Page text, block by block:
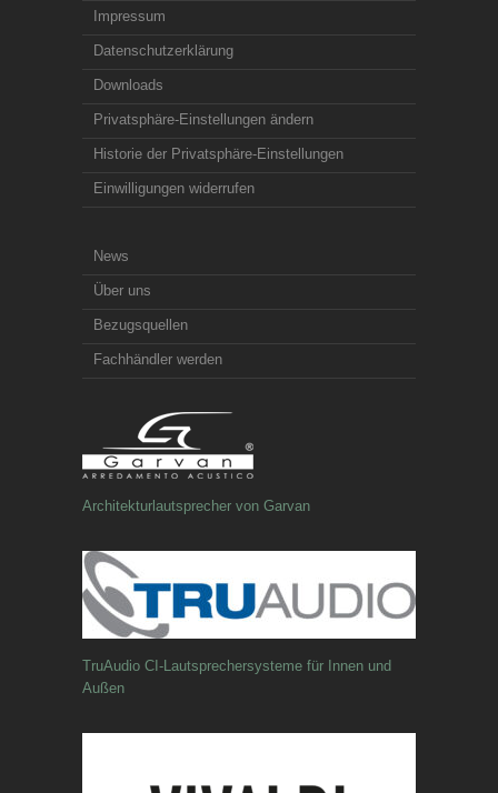
Impressum
Datenschutzerklärung
Downloads
Privatsphäre-Einstellungen ändern
Historie der Privatsphäre-Einstellungen
Einwilligungen widerrufen
News
Über uns
Bezugsquellen
Fachhändler werden
Architekturlautsprecher von Garvan
TruAudio CI-Lautsprechersysteme für Innen und
Außen